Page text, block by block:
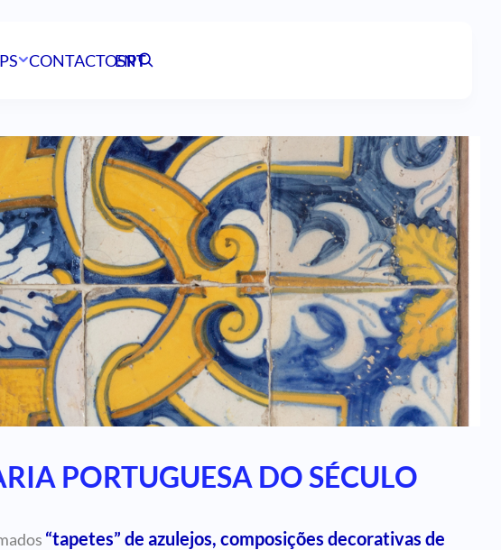
CONTACTOSPT
EN
PORTUGUESA DO SÉCULO
“tapetes” de azulejos, composições decorativas de